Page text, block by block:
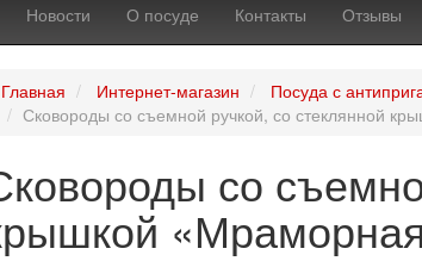
Новости О посуде Контакты Отзывы
Главная Интернет-магазин Посуда с
Сковороды со съемной ручкой, со стеклянной
со